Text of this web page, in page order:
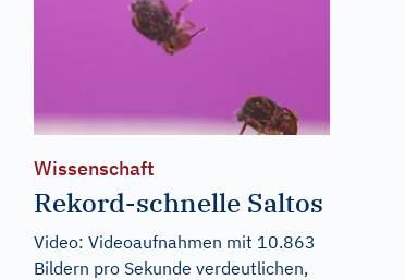
Wissenschaft
Rekord-schnelle Saltos
Video: Videoaufnahmen mit 10.863
Bildern pro Sekunde verdeutlichen,